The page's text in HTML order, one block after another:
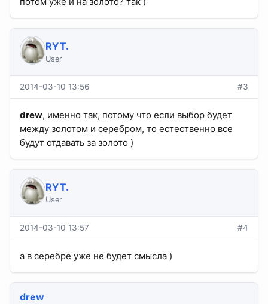
RYT.
User
2014-03-10 13:56 #3
drew, именно так, потому что если выбор будет
между золотом и серебром, то естественно все
будут отдавать за золото )
RYT.
User
2014-03-10 13:57 #4
а в серебре уже не будет смысла )
drew